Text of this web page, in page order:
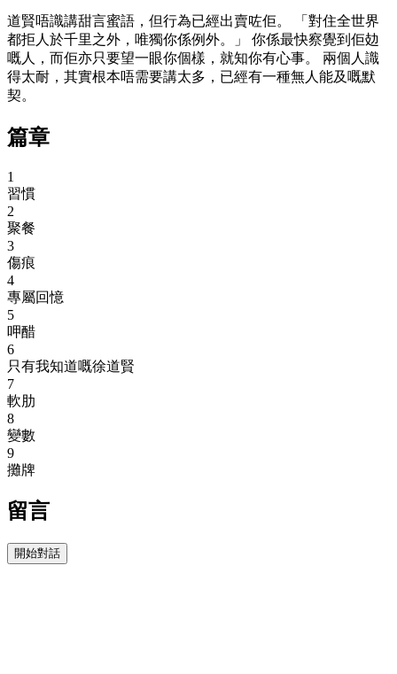
道賢唔識講甜言蜜語，但行為已經出賣咗佢。 「對住全世界
都拒人於千里之外，唯獨你係例外。」 你係最快察覺到佢攰
嘅人，而佢亦只要望一眼你個樣，就知你有心事。 兩個人識
得太耐，其實根本唔需要講太多，已經有一種無人能及嘅默
契。
篇章
1
習慣
2
聚餐
3
傷痕
4
專屬回憶
5
呷醋
6
只有我知道嘅徐道賢
7
軟肋
8
變數
9
攤牌
留言
開始對話